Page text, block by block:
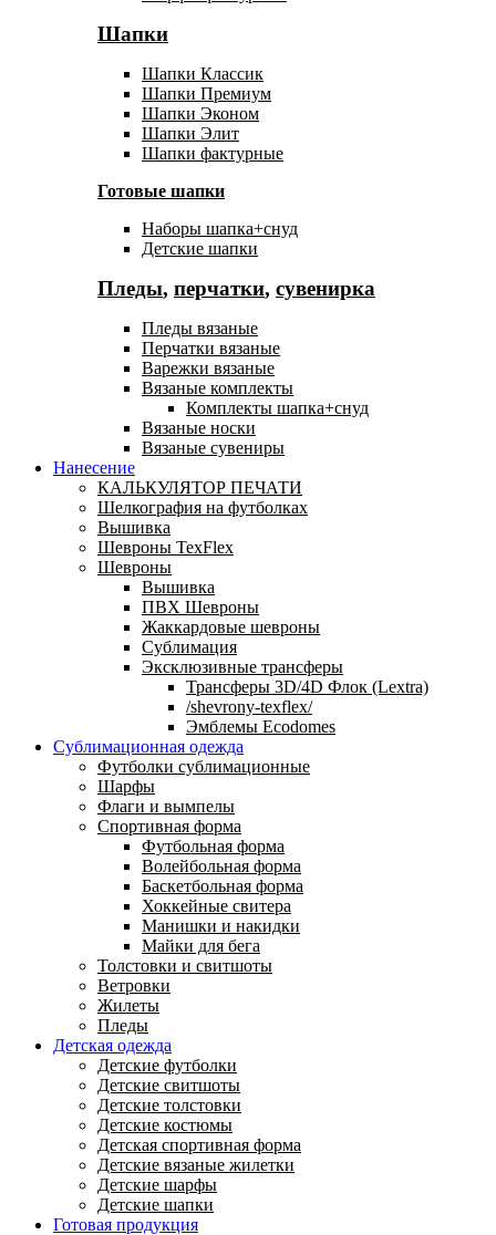
Шапки
Шапки Классик
Шапки Премиум
Шапки Эконом
Шапки Элит
Шапки фактурные
Готовые шапки
Наборы шапка+снуд
Детские шапки
Пледы, перчатки, сувенирка
Пледы вязаные
Перчатки вязаные
Варежки вязаные
Вязаные комплекты
Комплекты шапка+снуд
Вязаные носки
Вязаные сувениры
Нанесение
КАЛЬКУЛЯТОР ПЕЧАТИ
Шелкография на футболках
Вышивка
Шевроны TexFlex
Шевроны
Вышивка
ПВХ Шевроны
Жаккардовые шевроны
Сублимация
Эксклюзивные трансферы
Трансферы 3D/4D Флок (Lextra)
/shevrony-texflex/
Эмблемы Ecodomes
Сублимационная одежда
Футболки сублимационные
Шарфы
Флаги и вымпелы
Спортивная форма
Футбольная форма
Волейбольная форма
Баскетбольная форма
Хоккейные свитера
Манишки и накидки
Майки для бега
Толстовки и свитшоты
Ветровки
Жилеты
Пледы
Детская одежда
Детские футболки
Детские свитшоты
Детские толстовки
Детские костюмы
Детская спортивная форма
Детские вязаные жилетки
Детские шарфы
Детские шапки
Готовая продукция